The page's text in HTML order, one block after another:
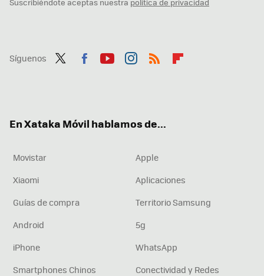
Síguenos
En Xataka Móvil hablamos de...
Movistar
Apple
Xiaomi
Aplicaciones
Guías de compra
Territorio Samsung
Android
5g
iPhone
WhatsApp
Smartphones Chinos
Conectividad y Redes